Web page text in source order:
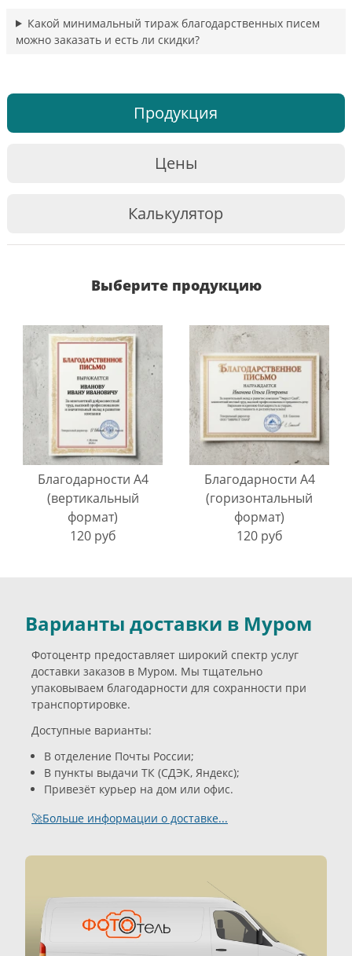
Какой минимальный тираж благодарственных писем
можно заказать и есть ли скидки?
Продукция
Цены
Калькулятор
Выберите продукцию
Благодарности A4
(вертикальный
формат)
120 руб
Благодарности A4
(горизонтальный
формат)
120 руб
Варианты доставки в Муром
Фотоцентр предоставляет широкий спектр услуг
доставки заказов в Муром. Мы тщательно
упаковываем благодарности для сохранности при
транспортировке.
Доступные варианты:
В отделение Почты России;
В пункты выдачи ТК (СДЭК, Яндекс);
Привезёт курьер на дом или офис.
🚀Больше информации о доставке...